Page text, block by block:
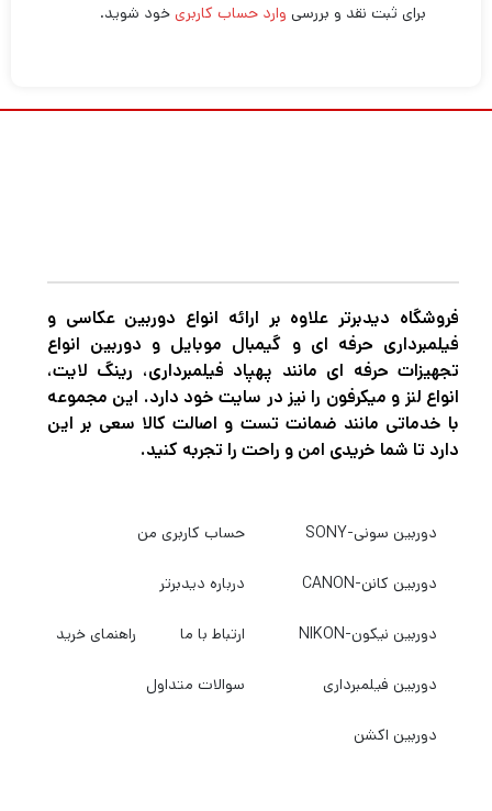
برای ثبت نقد و بررسی وارد حساب کاربری خود شوید.
فروشگاه دیدبرتر علاوه بر ارائه انواع دوربین عکاسی و
فیلمبرداری حرفه ای و گیمبال موبایل و دوربین انواع
تجهیزات حرفه ای مانند پهپاد فیلمبرداری، رینگ لایت،
انواع لنز و میکرفون را نیز در سایت خود دارد. این مجموعه
با خدماتی مانند ضمانت تست و اصالت کالا سعی بر این
دارد تا شما خریدی امن و راحت را تجربه کنید.
دوربین سونی-SONY
دوربین کانن-CANON
دوربین نیکون-NIKON
دوربین فیلمبرداری
دوربین اکشن
حساب کاربری من
درباره دیدبرتر
ارتباط با ما راهنمای خرید
سوالات متداول